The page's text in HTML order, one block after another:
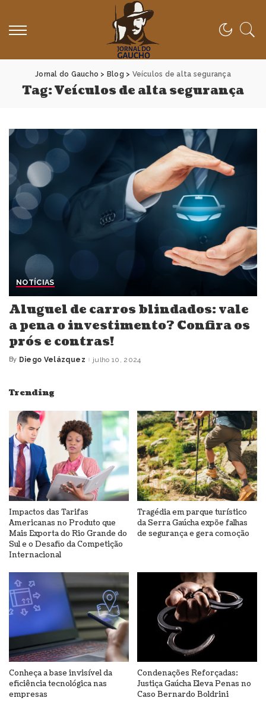
Jornal do Gaucho > Blog > Veículos de alta segurança
Tag:Veículos de alta segurança
NOTÍCIAS
Aluguel de carros blindados: vale
a pena o investimento? Confira os
prós e contras!
Posted
By Diego Velázquez julho 10, 2024
Trending
Impactos das Tarifas
Americanas no Produto que
Mais Exporta do Rio Grande do
Sul e o Desafio da Competição
Internacional
Tragédia em parque turístico
da Serra Gaúcha expõe falhas
de segurança e gera comoção
Conheça a base invisível da
eficiência tecnológica nas
empresas
Condenações Reforçadas:
Justiça Gaúcha Eleva Penas no
Caso Bernardo Boldrini